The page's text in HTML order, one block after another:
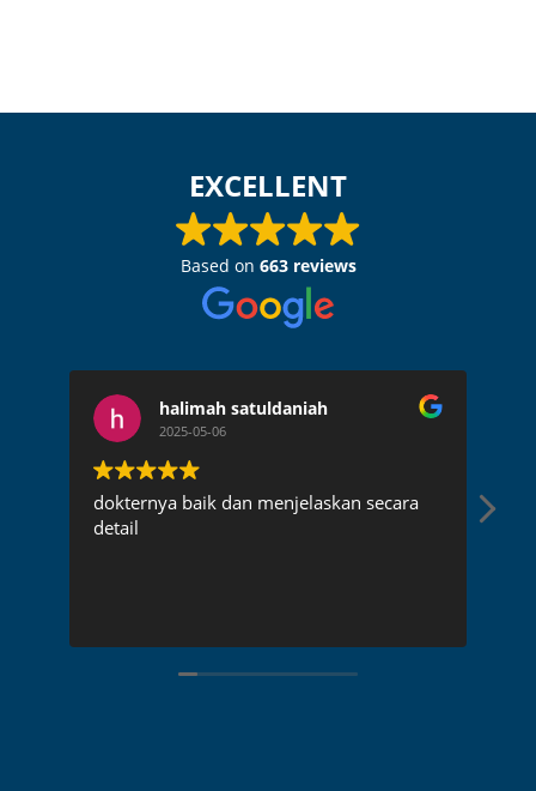
EXCELLENT
Based on 663 reviews
halimah satuldaniah
2025-05-06
dokternya baik dan menjelaskan secara
detail